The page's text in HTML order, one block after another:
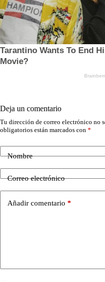
Deja un comentario
Tu dirección de correo electrónico no
obligatorios están marcados con *
Nombre
Correo electrónico
Añadir comentario *